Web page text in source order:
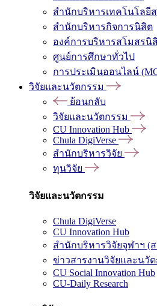
สำนักบริหารเทคโนโลยี
สำนักบริหารกิจการนิสิต
องค์การบริหารสโมสรนิ
ศูนย์การศึกษาทั่วไป
การประเมินออนไลน์
วิจัยและนวัตกรรม
ย้อนกลับ
วิจัยและนวัตกรรม
CU Innovation Hub
Chula DigiVerse
สำนักบริหารวิจัย
ทุนวิจัย
วิจัยและนวัตกรรม
Chula DigiVerse
CU Innovation Hub
สำนักบริหารวิจัยจุฬาฯ (
ข่าวสารงานวิจัยและนวั
CU Social Innovation Hub
CU-Daily Research